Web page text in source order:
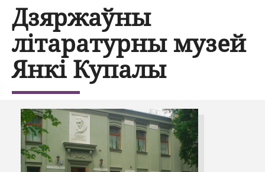
Дзяржаўны
літаратурны музей
Янкі Купалы